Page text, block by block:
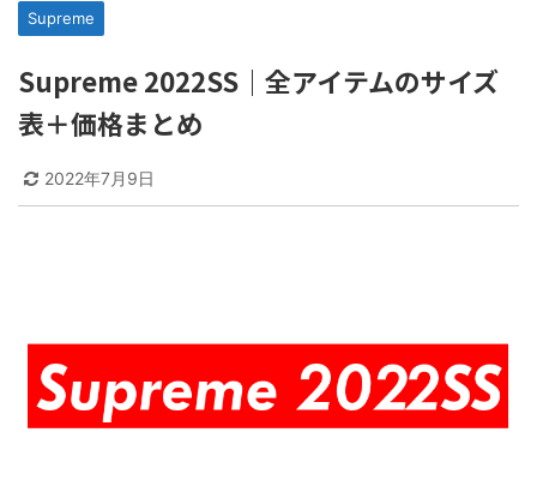
Supreme
Supreme 2022SS｜全アイテムのサイズ
表＋価格まとめ
2022年7月9日